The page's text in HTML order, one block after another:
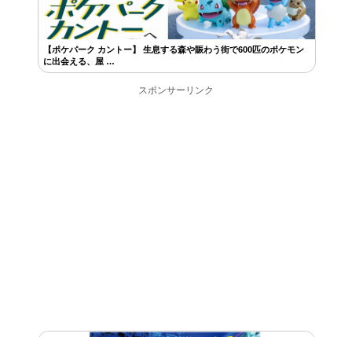
【ポケパーク カントー】 生息する森や賑わう街で600匹のポケモン
に出会える、屋 …
スポンサーリンク